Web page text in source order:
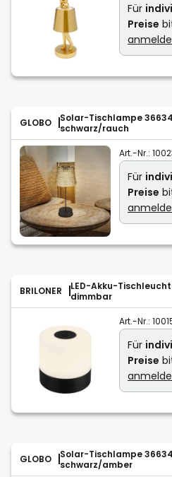
Für
Preise
GLOBO
Solar-Tischlampe
schwarz/rauch
Art.-Nr.:
Für
Preise
BRILONER
LED-Akku-
dimmbar
Art.-Nr.:
Für
Preise
GLOBO
Solar-Tischlampe
schwarz/amber